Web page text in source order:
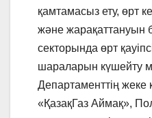
қамтамасыз ету, өрт
және жарақаттануын
секторында өрт
шараларын күшейту
Департаменттің
«ҚазақГаз Аймақ»,